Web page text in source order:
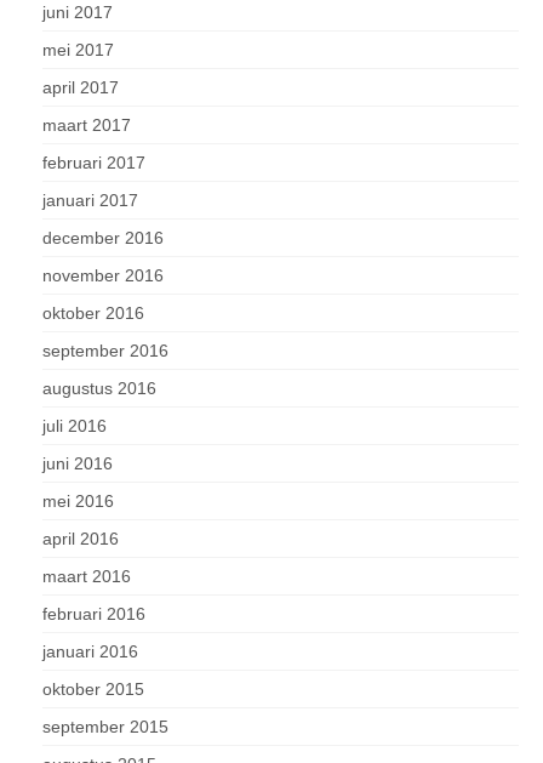
juni 2017
mei 2017
april 2017
maart 2017
februari 2017
januari 2017
december 2016
november 2016
oktober 2016
september 2016
augustus 2016
juli 2016
juni 2016
mei 2016
april 2016
maart 2016
februari 2016
januari 2016
oktober 2015
september 2015